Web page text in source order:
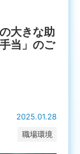
大きな助
当」のご
2025.01.28
職場環境